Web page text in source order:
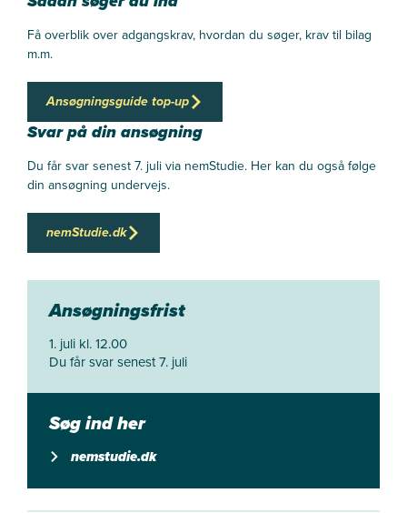
Få overblik over adgangskrav, hvordan du søger, krav til bilag
m.m.
Ansøgningsguide top-up
Svar på din ansøgning
Du får svar senest 7. juli via nemStudie. Her kan du også følge
din ansøgning undervejs.
nemStudie.dk
Ansøgningsfrist
1. juli kl. 12.00
Du får svar senest 7. juli
Søg ind her
nemstudie.dk